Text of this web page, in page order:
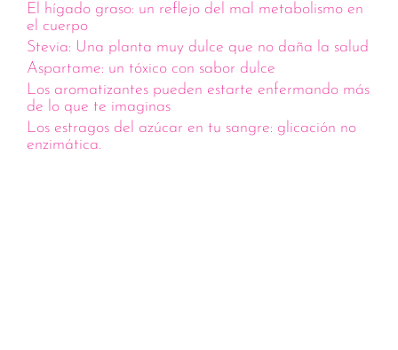
El hígado graso: un reflejo del mal metabolismo en
el cuerpo
Stevia: Una planta muy dulce que no daña la salud
Aspartame: un tóxico con sabor dulce
Los aromatizantes pueden estarte enfermando más
de lo que te imaginas
Los estragos del azúcar en tu sangre: glicación no
enzimática.